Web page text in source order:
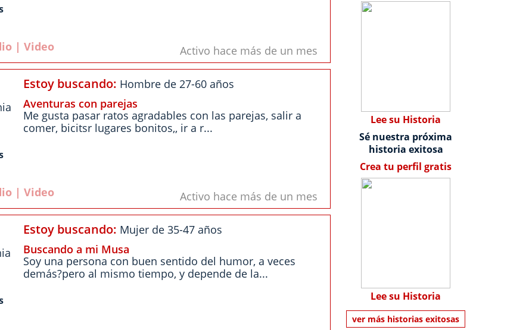
| Video Activo hace más de un mes
Estoy buscando: Hombre de 27-60 años
Aventuras con parejas
Me gusta pasar ratos agradables con las parejas, salir a
comer, bicitsr lugares bonitos,, ir a r...
| Video Activo hace más de un mes
Estoy buscando: Mujer de 35-47 años
Buscando a mi Musa
Soy una persona con buen sentido del humor, a veces
demás?pero al mismo tiempo, y depende de la...
Lee su Historia
Sé nuestra próxima
historia exitosa
Crea tu perfil gratis
Lee su Historia
ver más historias exitosas